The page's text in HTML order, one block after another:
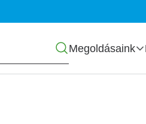
Megoldásaink